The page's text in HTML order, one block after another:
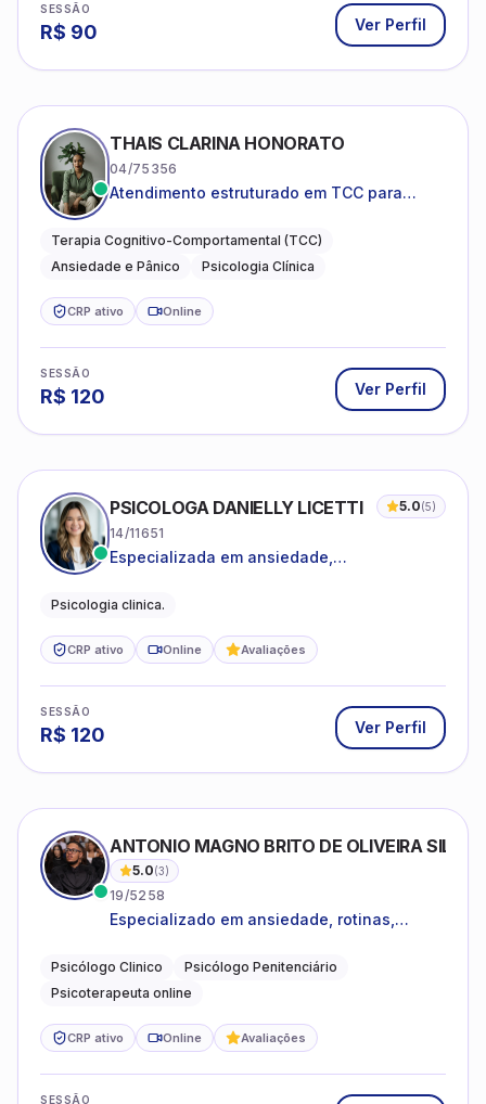
SESSÃO
R$ 90 Ver Perfil
THAIS CLARINA HONORATO
04/75356
Atendimento estruturado em TCC para
excessiva
Terapia Cognitivo-Comportamental (TCC)
Ansiedade e Pânico
Psicologia Clínica
CRP ativo Online
SESSÃO
R$ 120 Ver Perfil
PSICOLOGA DANIELLY LICETTI 5.0(5)
14/11651
Especializada em ansiedade,
Psicologia clinica.
CRP ativo Online Avaliações
SESSÃO
R$ 120 Ver Perfil
ANTONIO MAGNO BRITO DE OLIVEIRA SILVA
5.0(3)
19/5258
Especializado em ansiedade, rotinas,
familiares e questões comportamentais.
Psicólogo Clinico
Psicólogo Penitenciário
Psicoterapeuta online
CRP ativo Online Avaliações
SESSÃO